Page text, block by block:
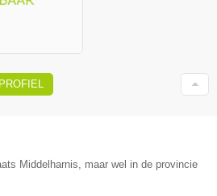
Middelharnis, maar wel in de provincie